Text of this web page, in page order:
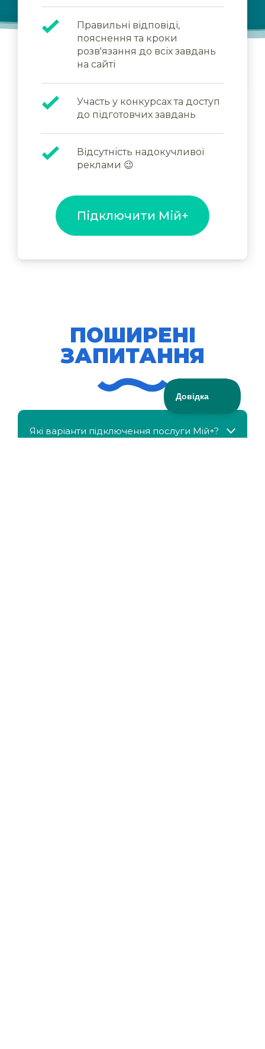
Правильні відповіді,
пояснення та кроки
розв'язання до всіх завдань
на сайті
Участь у конкурсах та доступ
до підготовчих завдань
Відсутність надокучливої
реклами 😉
Підключити Мій+
ПОШИРЕНІ
ЗАПИТАННЯ
Які варіанти підключення послуги Мій+?